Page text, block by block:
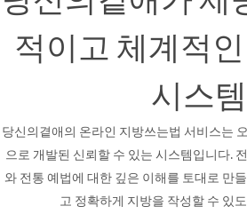
적이고 체계적
시스템
당신의곁애의 온라인 지방쓰는법 서비스는
으로 개발된 신뢰할 수 있는 시스템입니다.
와 전통 예법에 대한 깊은 이해를 토대로 만
고 정확하게 지방을 작성할 수 있